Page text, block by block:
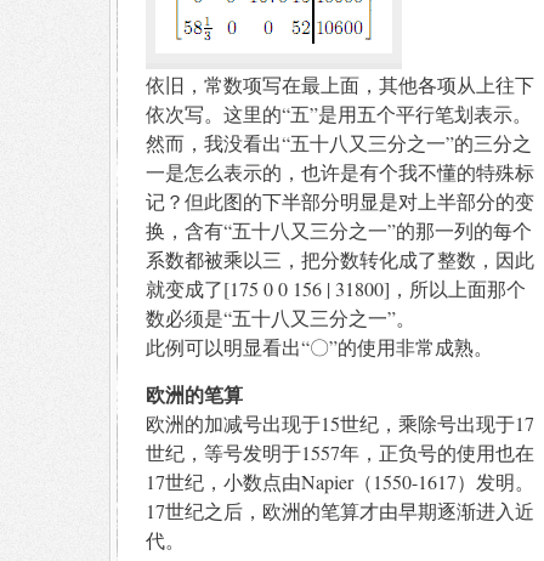
依旧，常数项写在最上面，其他各项从上往下
依次写。这里的“五”是用五个平行笔划表示。
然而，我没看出“五十八又三分之一”的三分之
一是怎么表示的，也许是有个我不懂的特殊标
记？但此图的下半部分明显是对上半部分的变
换，含有“五十八又三分之一”的那一列的每个
系数都被乘以三，把分数转化成了整数，因此
就变成了[175 0 0 156 | 31800]，所以上面那个
数必须是“五十八又三分之一”。
此例可以明显看出“〇”的使用非常成熟。
欧洲的笔算
欧洲的加减号出现于15世纪，乘除号出现于17
世纪，等号发明于1557年，正负号的使用也在
17世纪，小数点由Napier（1550-1617）发明。
17世纪之后，欧洲的笔算才由早期逐渐进入近
代。